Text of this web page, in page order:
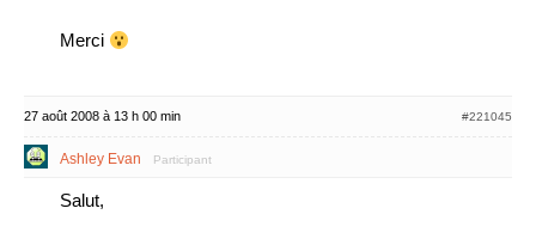
Merci
27 août 2008 à 13 h 00 min #221045
Ashley Evan Participant
Salut,